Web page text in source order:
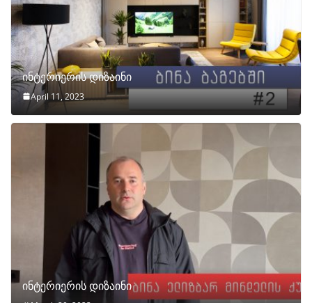
ინტერიერის დიზაინი
April 11, 2023
ინტერიერის დიზაინი